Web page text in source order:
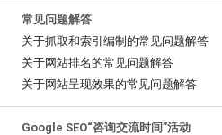
常见问题解答
关于抓取和索引编制的常见问题解答
关于网站排名的常见问题解答
关于网站呈现效果的常见问题解答
Google SEO“咨询交流时间”活动